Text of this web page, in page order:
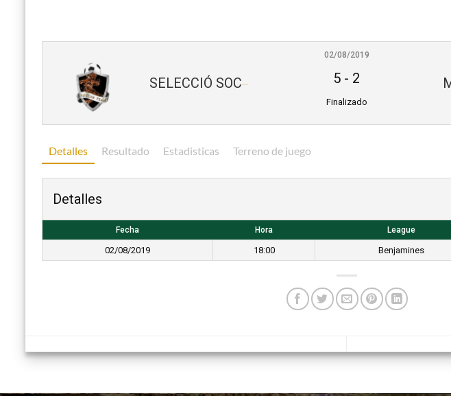
SELECCIÓ SOCCER TEAM (Benjamín) 2019
02/08/2019
5 - 2
Finalizado
Detalles Resultado Estadisticas Terreno de juego
Detalles
Fecha Hora League
02/08/2019 18:00 Benjamines